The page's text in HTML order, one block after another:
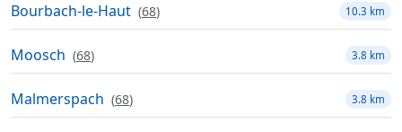
Bourbach-le-Haut (68) 10.3 km
Moosch (68) 3.8 km
Malmerspach (68) 3.8 km